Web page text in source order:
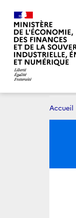
Accueil